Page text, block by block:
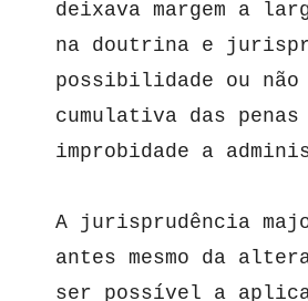
deixava margem a
na doutrina e
possibilidade ou não
cumulativa das penas
improbidade a
A jurisprudência
antes mesmo da
ser possível a